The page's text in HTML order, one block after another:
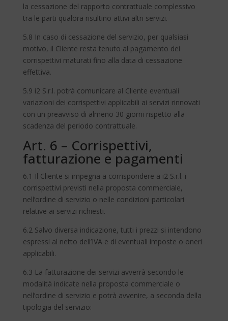
la cessazione del rapporto contrattuale complessivo
tra le parti qualora risultino attivi altri servizi.
5.8 In caso di cessazione del servizio, per qualsiasi
motivo, il Cliente resta tenuto al pagamento dei
corrispettivi maturati fino alla data di cessazione
effettiva.
5.9 i2 S.r.l. potrà comunicare al Cliente eventuali
variazioni dei corrispettivi applicabili ai servizi rinnovati
con un preavviso di almeno 30 giorni rispetto alla
scadenza del periodo contrattuale.
Art. 6 – Corrispettivi,
fatturazione e pagamenti
6.1 Il Cliente si impegna a corrispondere a i2 S.r.l. i
corrispettivi previsti nella proposta commerciale,
nell’ordine di servizio o nelle condizioni particolari
relative ai servizi richiesti.
6.2 Salvo diversa indicazione, tutti i prezzi si intendono
espressi al netto dell’IVA e di eventuali imposte o oneri
applicabili.
6.3 La fatturazione dei servizi avverrà secondo le
modalità indicate nella proposta commerciale o
nell’ordine di servizio e potrà avvenire, a seconda della
tipologia del servizio: